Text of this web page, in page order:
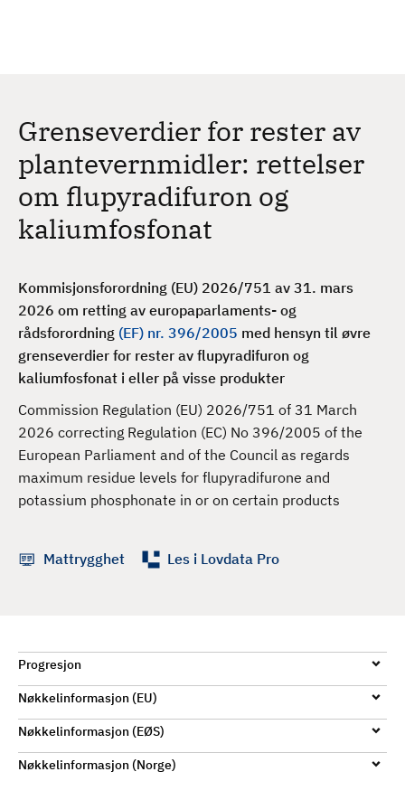
Grenseverdier for rester av
plantevernmidler: rettelser
om flupyradifuron og
kaliumfosfonat
Kommisjonsforordning (EU) 2026/751 av 31. mars
2026 om retting av europaparlaments- og
rådsforordning (EF) nr. 396/2005 med hensyn til øvre
grenseverdier for rester av flupyradifuron og
kaliumfosfonat i eller på visse produkter
Commission Regulation (EU) 2026/751 of 31 March
2026 correcting Regulation (EC) No 396/2005 of the
European Parliament and of the Council as regards
maximum residue levels for flupyradifurone and
potassium phosphonate in or on certain products
Mattrygghet Les i Lovdata Pro
Progresjon
Nøkkelinformasjon (EU)
Nøkkelinformasjon (EØS)
Nøkkelinformasjon (Norge)